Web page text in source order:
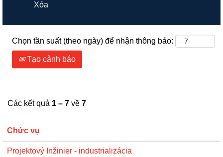
Xóa
Chọn tần suất (theo ngày) để nhận thông báo:
Tạo cảnh báo
Các kết quả 1 – 7 về 7
Chức vụ
Projektový Inžinier - industrializácia